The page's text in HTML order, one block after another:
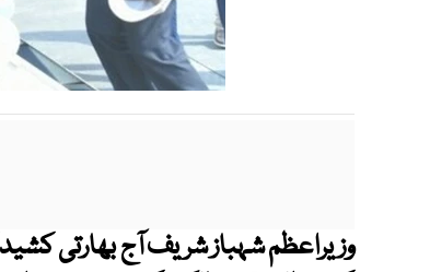
وزیراعظم شہباز شریف آج بھارتی